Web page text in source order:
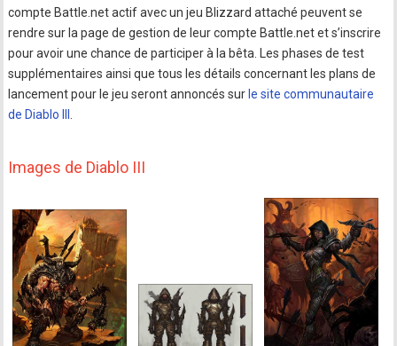
compte Battle.net actif avec un jeu Blizzard attaché peuvent se
rendre sur la page de gestion de leur compte Battle.net et s’inscrire
pour avoir une chance de participer à la bêta. Les phases de test
supplémentaires ainsi que tous les détails concernant les plans de
lancement pour le jeu seront annoncés sur le site communautaire
de Diablo III
Images de Diablo III